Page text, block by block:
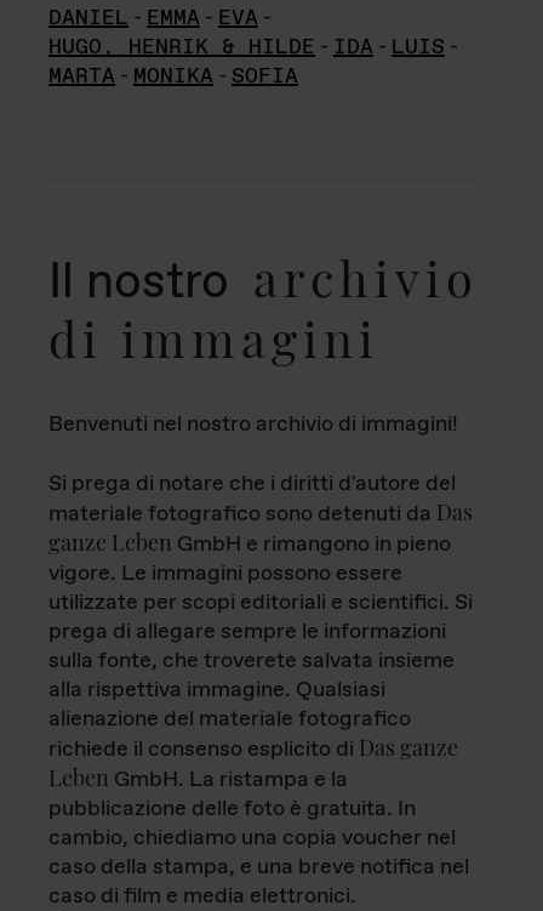
DANIEL - EMMA - EVA -
HUGO, HENRIK & HILDE - IDA - LUIS -
MARTA - MONIKA - SOFIA
Il nostro archivio
di immagini
Benvenuti nel nostro archivio di immagini!
Si prega di notare che i diritti d'autore del
materiale fotografico sono detenuti da Das
ganze Leben GmbH e rimangono in pieno
vigore. Le immagini possono essere
utilizzate per scopi editoriali e scientifici. Si
prega di allegare sempre le informazioni
sulla fonte, che troverete salvata insieme
alla rispettiva immagine. Qualsiasi
alienazione del materiale fotografico
richiede il consenso esplicito di Das ganze
Leben GmbH. La ristampa e la
pubblicazione delle foto è gratuita. In
cambio, chiediamo una copia voucher nel
caso della stampa, e una breve notifica nel
caso di film e media elettronici.